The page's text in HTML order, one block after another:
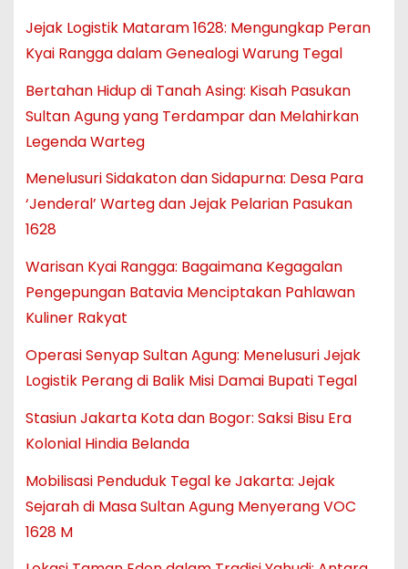
Jejak Logistik Mataram 1628: Mengungkap Peran
Kyai Rangga dalam Genealogi Warung Tegal
Bertahan Hidup di Tanah Asing: Kisah Pasukan
Sultan Agung yang Terdampar dan Melahirkan
Legenda Warteg
Menelusuri Sidakaton dan Sidapurna: Desa Para
‘Jenderal’ Warteg dan Jejak Pelarian Pasukan
1628
Warisan Kyai Rangga: Bagaimana Kegagalan
Pengepungan Batavia Menciptakan Pahlawan
Kuliner Rakyat
Operasi Senyap Sultan Agung: Menelusuri Jejak
Logistik Perang di Balik Misi Damai Bupati Tegal
Stasiun Jakarta Kota dan Bogor: Saksi Bisu Era
Kolonial Hindia Belanda
Mobilisasi Penduduk Tegal ke Jakarta: Jejak
Sejarah di Masa Sultan Agung Menyerang VOC
1628 M